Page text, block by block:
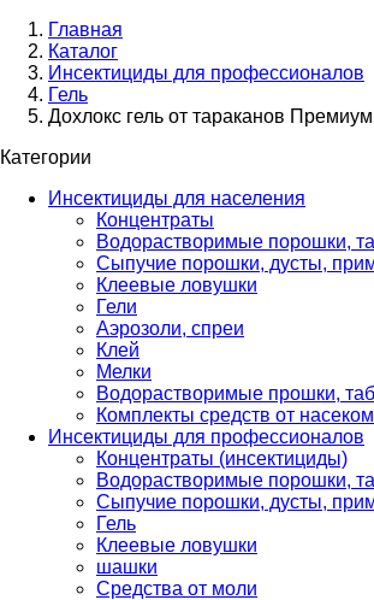
Главная
Каталог
Инсектициды для профессионалов
Гель
Дохлокс гель от тараканов
Категории
Инсектициды для населения
Концентраты
Водорастворимые порошки,
Сыпучие порошки, дусты,
Клеевые ловушки
Гели
Аэрозоли, спреи
Клей
Мелки
Водорастворимые прошки,
Комплекты средств от
Инсектициды для профессионалов
Концентраты (инсектициды)
Водорастворимые порошки,
Сыпучие порошки, дусты,
Гель
Клеевые ловушки
шашки
Средства от моли